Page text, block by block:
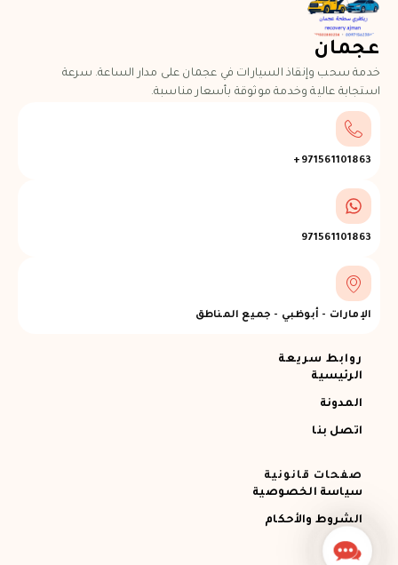
عجمان
خدمة سحب وإنقاذ السيارات في عجمان على مدار الساعة. سرعة
استجابة عالية وخدمة موثوقة بأسعار مناسبة.
971561101863+
971561101863
الإمارات - أبوظبي - جميع المناطق
روابط سريعة
الرئيسية
المدونة
اتصل بنا
صفحات قانونية
سياسة الخصوصية
الشروط والأحكام
Contact